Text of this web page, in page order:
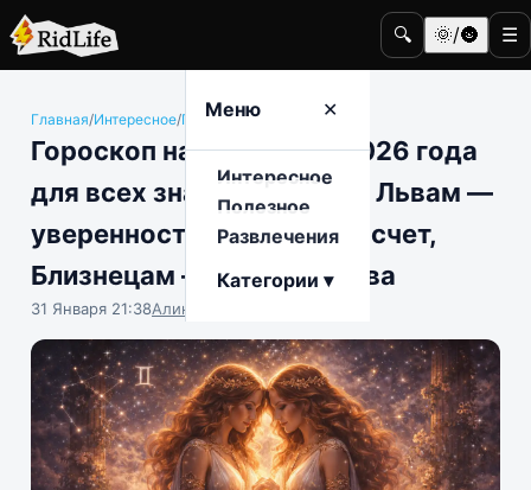
🔍 🌞/🌚 ☰
Меню ✕
Интересное
Полезное
Развлечения
Категории ▾
Главная/Интересное/Гороскопы
Гороскоп на 2 февраля 2026 года
для всех знаков зодиака: Львам —
уверенность, Девам — расчет,
Близнецам — точные слова
31 Января 21:38Алина Морозова